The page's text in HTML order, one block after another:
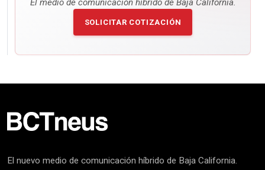
El medio de comunicación híbrido de Baja California.
SOLICITAR COTIZACIÓN
El nuevo medio de comunicación híbrido de Baja California.